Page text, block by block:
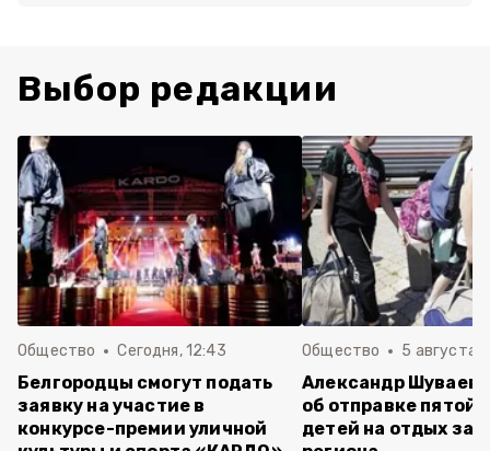
Выбор редакции
Общество Сегодня, 12:43
Белгородцы смогут подать
заявку на участие в
конкурсе-премии уличной
Общество 5 августа ,
Александр Шуваев
об отправке пятой
детей на отдых за